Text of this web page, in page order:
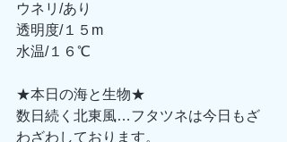
ウネリ/あり
透明度/１５m
水温/１６℃
★本日の海と生物★
数日続く北東風…フタツネは今日もざ
わざわしております。